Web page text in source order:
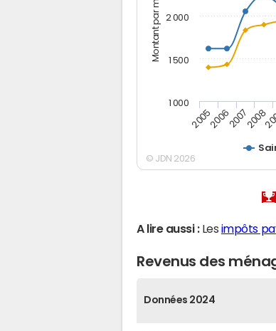
2005200620072008
1 000
1 500
2 000
© JDN 2026
A lire aussi :Les impôts
Revenus des
Données 2024